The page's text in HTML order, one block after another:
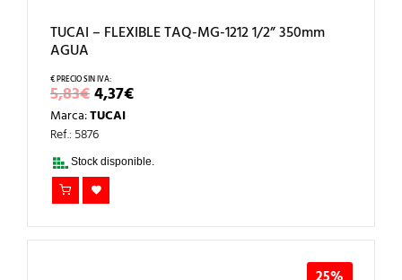
TUCAI – FLEXIBLE TAQ-MG-1212 1/2” 350mm
AGUA
5,83€EL
PRECIO
ORIGINAL
ERA:
5,83€.
4,37€EL
PRECIO
4,37€.
Marca:TUCAI
Ref.: 5876
Stock disponible.